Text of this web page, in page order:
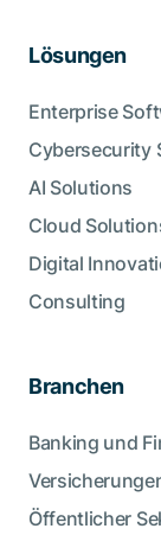
Lösungen
Enterprise
Cybersecurity
AI Solutions
Cloud
Digital
Consulting
Branchen
Banking und
Öffentlicher